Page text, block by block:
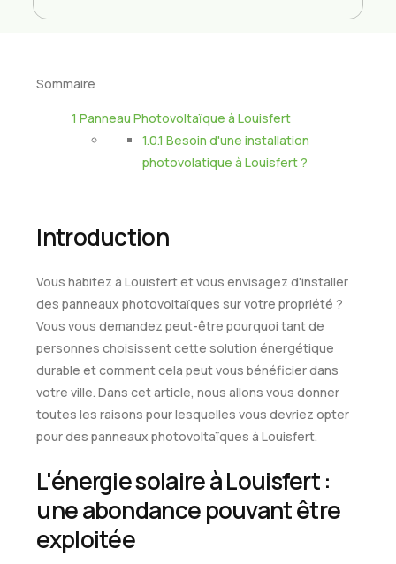
Sommaire
1 Panneau Photovoltaïque à Louisfert
1.0.1 Besoin d'une installation
photovolatique à Louisfert ?
Introduction
Vous habitez à Louisfert et vous envisagez d'installer
des panneaux photovoltaïques sur votre propriété ?
Vous vous demandez peut-être pourquoi tant de
personnes choisissent cette solution énergétique
durable et comment cela peut vous bénéficier dans
votre ville. Dans cet article, nous allons vous donner
toutes les raisons pour lesquelles vous devriez opter
pour des panneaux photovoltaïques à Louisfert.
L'énergie solaire à Louisfert :
une abondance pouvant être
exploitée